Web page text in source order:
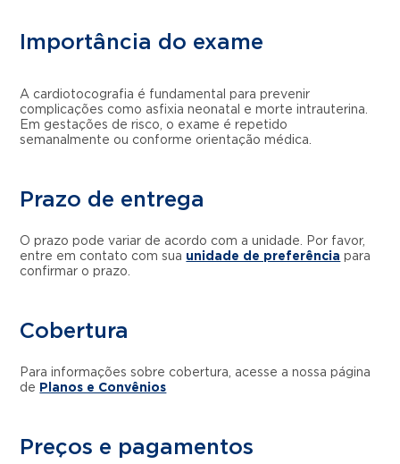
Importância do exame
A cardiotocografia é fundamental para prevenir
complicações como asfixia neonatal e morte intrauterina.
Em gestações de risco, o exame é repetido
semanalmente ou conforme orientação médica.
Prazo de entrega
O prazo pode variar de acordo com a unidade. Por favor,
entre em contato com sua unidade de preferência para
confirmar o prazo.
Cobertura
Para informações sobre cobertura, acesse a nossa página
de Planos e Convênios
Preços e pagamentos